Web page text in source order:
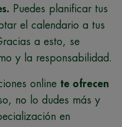
Puedes planificar tus
el calendario a tus
a esto, se
y la responsabilidad.
online te ofrecen
no lo dudes más y
en